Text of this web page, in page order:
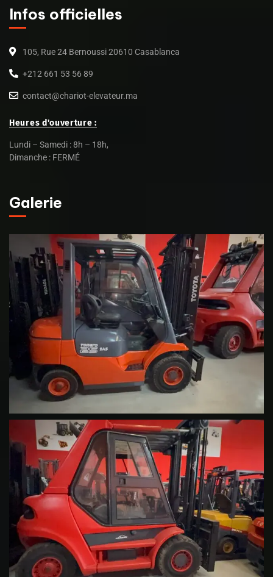
Infos officielles
105, Rue 24 Bernoussi 20610 Casablanca
+212 661 53 56 89
contact@chariot-elevateur.ma
Heures d'ouverture :
Lundi – Samedi : 8h – 18h,
Dimanche : FERMÉ
Galerie